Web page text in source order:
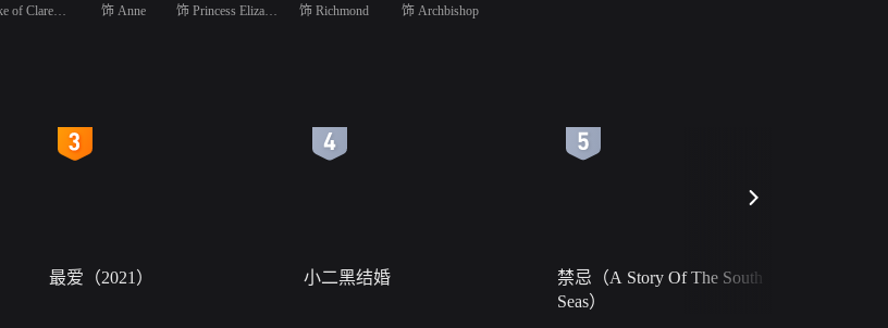
饰 Anne 饰 Princess Elizabeth 饰 Richmond 饰 Archbishop
最爱（2021） 小二黑结婚
禁忌（A Story Of The South
Seas）